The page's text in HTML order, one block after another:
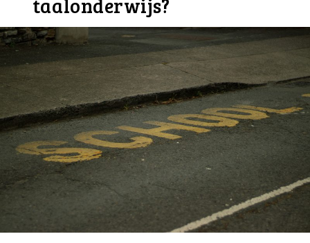
taalonderwijs?